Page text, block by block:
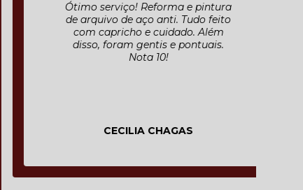
Ótimo serviço! Reforma e pintura
de arquivo de aço anti. Tudo feito
com capricho e cuidado. Além
disso, foram gentis e pontuais.
Nota 10!
CECILIA CHAGAS